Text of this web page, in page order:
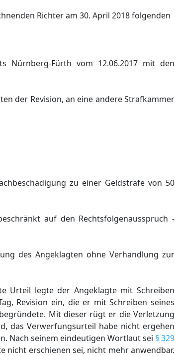
Richter am 30. April 2018 folgenden
Nürnberg-Fürth vom 12.06.2017 mit den
der Revision, an eine andere Strafkammer
zu einer Geldstrafe von 50
auf den Rechtsfolgenausspruch -
des Angeklagten ohne Verhandlung zur
Urteil legte der Angeklagte mit Schreiben
Revision ein, die er mit Schreiben seines
Mit dieser rügt er die Verletzung
das Verwerfungsurteil habe nicht ergehen
Nach seinem eindeutigen Wortlaut sei § 329
nicht erschienen sei, nicht mehr anwendbar.